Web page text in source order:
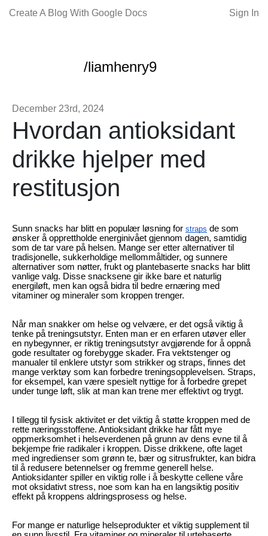
Create A Blog With Google Docs Sign In
/liamhenry9
December 23rd, 2024
Hvordan antioksidant
drikke hjelper med
restitusjon
Sunn snacks har blitt en populær løsning for straps de som
ønsker å opprettholde energinivået gjennom dagen, samtidig
som de tar vare på helsen. Mange ser etter alternativer til
tradisjonelle, sukkerholdige mellommåltider, og sunnere
alternativer som nøtter, frukt og plantebaserte snacks har blitt
vanlige valg. Disse snacksene gir ikke bare et naturlig
energiløft, men kan også bidra til bedre ernæring med
vitaminer og mineraler som kroppen trenger.
Når man snakker om helse og velvære, er det også viktig å
tenke på treningsutstyr. Enten man er en erfaren utøver eller
en nybegynner, er riktig treningsutstyr avgjørende for å oppnå
gode resultater og forebygge skader. Fra vektstenger og
manualer til enklere utstyr som strikker og straps, finnes det
mange verktøy som kan forbedre treningsopplevelsen. Straps,
for eksempel, kan være spesielt nyttige for å forbedre grepet
under tunge løft, slik at man kan trene mer effektivt og trygt.
I tillegg til fysisk aktivitet er det viktig å støtte kroppen med de
rette næringsstoffene. Antioksidant drikke har fått mye
oppmerksomhet i helseverdenen på grunn av dens evne til å
bekjempe frie radikaler i kroppen. Disse drikkene, ofte laget
med ingredienser som grønn te, bær og sitrusfrukter, kan bidra
til å redusere betennelser og fremme generell helse.
Antioksidanter spiller en viktig rolle i å beskytte cellene våre
mot oksidativt stress, noe som kan ha en langsiktig positiv
effekt på kroppens aldringsprosess og helse.
For mange er naturlige helseprodukter et viktig supplement til